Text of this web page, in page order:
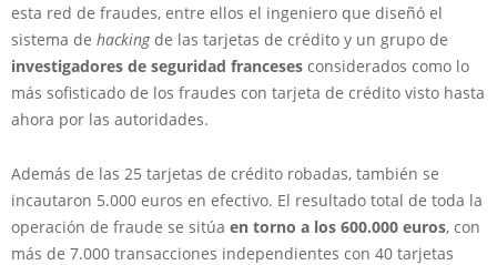
esta red de fraudes, entre ellos el ingeniero que diseñó el
sistema de hackingde las tarjetas de crédito y un grupo de
investigadores de seguridad franceses considerados como lo
más sofisticado de los fraudes con tarjeta de crédito visto hasta
ahora por las autoridades.
Además de las 25 tarjetas de crédito robadas, también se
incautaron 5.000 euros en efectivo. El resultado total de toda la
operación de fraude se sitúa en torno a los 600.000 euros, con
más de 7.000 transacciones independientes con 40 tarjetas